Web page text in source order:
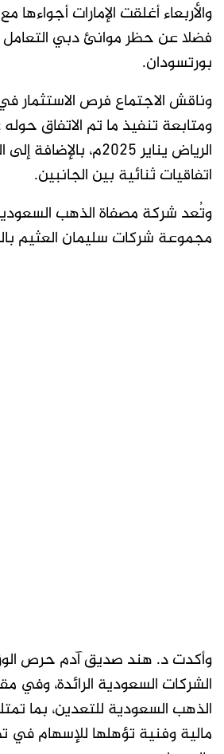
والأربعاء أغلقت الإمارات أجواءها
فضلا عن حظر موانئ دبي التعامل
بورتسودان.
وناقش الاجتماع فرص الاستثمار
ومتابعة تنفيذ ما تم الاتفاق
الرياض يناير 2025م،
اتفاقيات ثنائية بين الجانبين.
وتُعد شركة مصفاة الذهب
مجموعة شركات سليمان العثيم
وأكدت د. هند صديق آدم حرص
الشركات السعودية الرائدة، وفي
الذهب السعودية للتعدين، بما
مالية وفنية تؤهلها للإسهام في